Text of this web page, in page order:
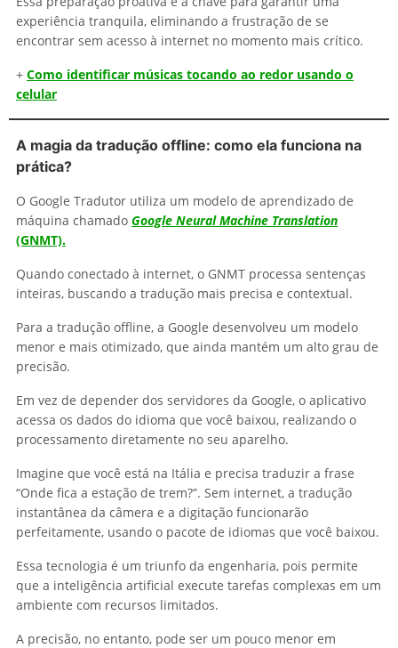
experiência tranquila, eliminando a frustração de se
encontrar sem acesso à internet no momento mais crítico.
+ Como identificar músicas tocando ao redor usando o
celular
A magia da tradução offline: como ela funciona na
prática?
O Google Tradutor utiliza um modelo de aprendizado de
máquina chamado Google Neural Machine Translation
(GNMT).
Quando conectado à internet, o GNMT processa sentenças
inteiras, buscando a tradução mais precisa e contextual.
Para a tradução offline, a Google desenvolveu um modelo
menor e mais otimizado, que ainda mantém um alto grau de
precisão.
Em vez de depender dos servidores da Google, o aplicativo
acessa os dados do idioma que você baixou, realizando o
processamento diretamente no seu aparelho.
Imagine que você está na Itália e precisa traduzir a frase
“Onde fica a estação de trem?”. Sem internet, a tradução
instantânea da câmera e a digitação funcionarão
perfeitamente, usando o pacote de idiomas que você baixou.
Essa tecnologia é um triunfo da engenharia, pois permite
que a inteligência artificial execute tarefas complexas em um
ambiente com recursos limitados.
A precisão, no entanto, pode ser um pouco menor em